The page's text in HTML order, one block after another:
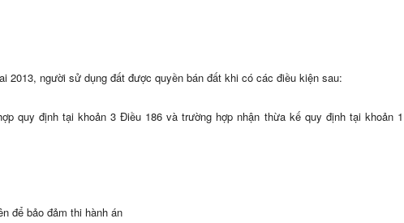
2013, người sử dụng đất được quyền bán đất khi có các điều kiện sau:
quy định tại khoản 3 Điều 186 và trường hợp nhận thừa kế quy định tại khoản 1
để bảo đảm thi hành án